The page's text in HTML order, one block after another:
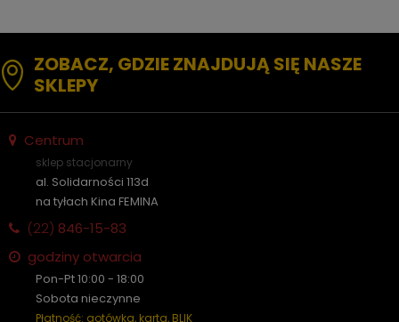
ZOBACZ, GDZIE ZNAJDUJĄ SIĘ NASZE
SKLEPY
Centrum
sklep stacjonarny
al. Solidarności 113d
na tyłach Kina FEMINA
(22) 846-15-83
godziny otwarcia
Pon-Pt 10:00 - 18:00
Sobota nieczynne
Płatność: gotówka, karta, BLIK